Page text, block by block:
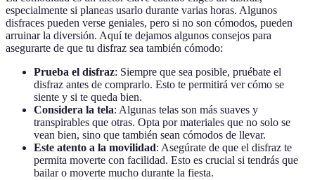
especialmente si planeas usarlo durante varias horas. Algunos
disfraces pueden verse geniales, pero si no son cómodos, pueden
arruinar la diversión. Aquí te dejamos algunos consejos para
asegurarte de que tu disfraz sea también cómodo:
Prueba el disfraz: Siempre que sea posible, pruébate el
disfraz antes de comprarlo. Esto te permitirá ver cómo se
siente y si te queda bien.
Considera la tela: Algunas telas son más suaves y
transpirables que otras. Opta por materiales que no solo se
vean bien, sino que también sean cómodos de llevar.
Este atento a la movilidad: Asegúrate de que el disfraz te
permita moverte con facilidad. Esto es crucial si tendrás que
bailar o moverte mucho durante la fiesta.